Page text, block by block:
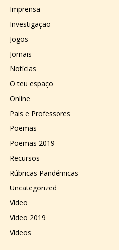
Imprensa
Investigação
Jogos
Jornais
Notícias
O teu espaço
Online
Pais e Professores
Poemas
Poemas 2019
Recursos
Rúbricas Pandémicas
Uncategorized
Vídeo
Video 2019
Vídeos